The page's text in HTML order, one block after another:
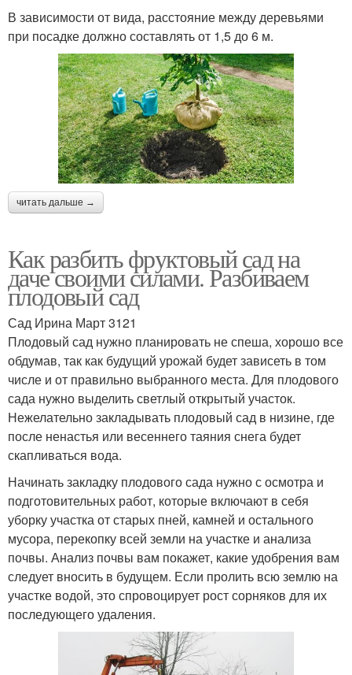
В зависимости от вида, расстояние между деревьями
при посадке должно составлять от 1,5 до 6 м.
читать дальше →
Как разбить фруктовый сад на
даче своими силами. Разбиваем
плодовый сад
Сад Ирина Март 3121
Плодовый сад нужно планировать не спеша, хорошо все
обдумав, так как будущий урожай будет зависеть в том
числе и от правильно выбранного места. Для плодового
сада нужно выделить светлый открытый участок.
Нежелательно закладывать плодовый сад в низине, где
после ненастья или весеннего таяния снега будет
скапливаться вода.
Начинать закладку плодового сада нужно с осмотра и
подготовительных работ, которые включают в себя
уборку участка от старых пней, камней и остального
мусора, перекопку всей земли на участке и анализа
почвы. Анализ почвы вам покажет, какие удобрения вам
следует вносить в будущем. Если пролить всю землю на
участке водой, это спровоцирует рост сорняков для их
последующего удаления.